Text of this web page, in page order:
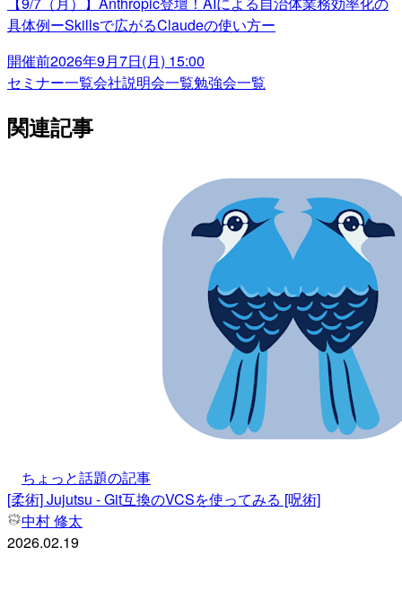
具体例ーSkillsで広がるClaudeの使い方ー
開催前2026年9月7日(月) 15:00
セミナー一覧会社説明会一覧勉強会一覧
関連記事
ちょっと話題の記事
[柔術] Jujutsu - Git互換のVCSを使ってみる [呪術]
中村 修太
2026.02.19